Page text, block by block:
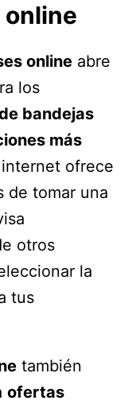
online
online abre
los
bandejas
más
ofrece
de tomar una
otros
la
tus
también
ofertas